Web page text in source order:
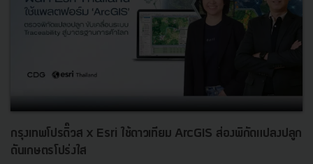
กรุงเทพโปรดิ๊วส x Esri ใช้ดาวเทียม ArcGIS ส่องพิกัดแปลงปลูก
ดันเกษตรโปร่งใส